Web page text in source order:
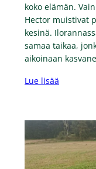
koko elämän.
Hector muistivat
kesinä.
samaa taikaa,
aikoinaan
Lue lisää